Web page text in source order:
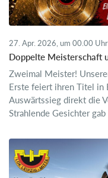
27. Apr. 2026, um 00.00 Uhr
Doppelte Meisterschaft
Zweimal Meister!
Erste feiert ihren Titel in
Auswärtssieg direkt die
Strahlende Gesichter